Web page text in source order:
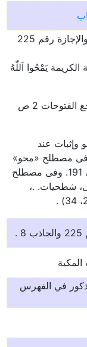
-مذكور فى الفهرس رقم 214 والإجازة رقم 225
يَمْحُوا اَللّٰهُ
-فيما يتعلق بنفس الموضوع راجع الفتوحات 2 ص
عند
فى مصطلح «محو»
: بقلى، شطحيات. .، 169، 178، 191. وفى مصطلح
الحلاج 50، بقلى، شطحيات. .،
في الفهرس